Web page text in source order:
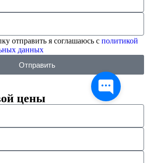
отправить я соглашаюсь с политикой
данных
Отправить
цены